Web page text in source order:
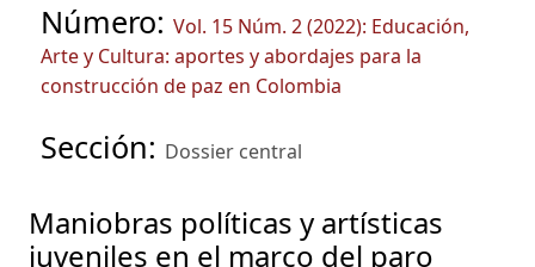
Número: Vol. 15 Núm. 2 (2022): Educación,
Arte y Cultura: aportes y abordajes para la
construcción de paz en Colombia
Sección: Dossier central
Maniobras políticas y artísticas
juveniles en el marco del paro